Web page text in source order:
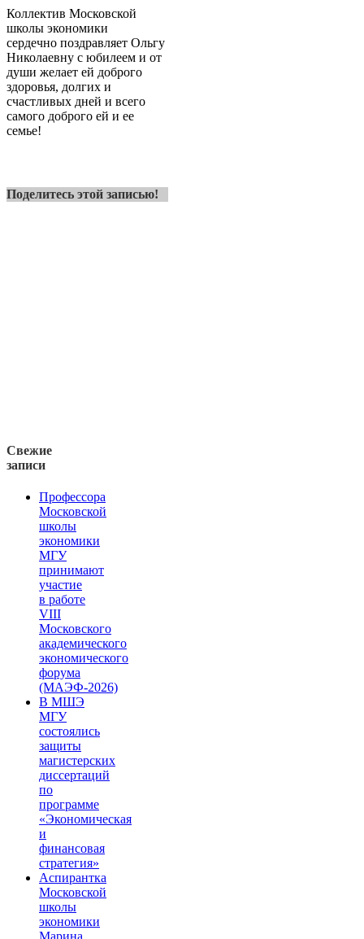
Коллектив Московской
школы экономики
сердечно поздравляет Ольгу
Николаевну с юбилеем и от
души желает ей доброго
здоровья, долгих и
счастливых дней и всего
самого доброго ей и ее
семье!
Поделитесь этой записью!
Свежие
записи
Профессора
Московской
школы
экономики
МГУ
принимают
участие
в работе
VIII
Московского
академического
экономического
форума
(МАЭФ-2026)
В МШЭ
МГУ
состоялись
защиты
магистерских
диссертаций
по
программе
«Экономическая
и
финансовая
стратегия»
Аспирантка
Московской
школы
экономики